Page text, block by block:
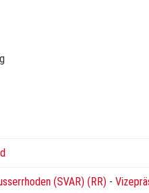
(SVAR) (RR) -